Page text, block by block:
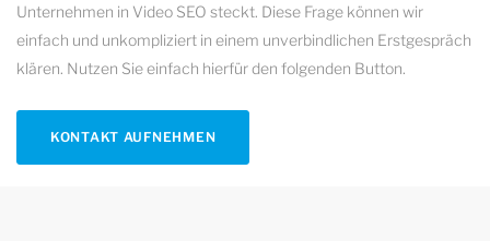
Unternehmen in Video SEO steckt. Diese Frage können wir
einfach und unkompliziert in einem unverbindlichen Erstgespräch
klären. Nutzen Sie einfach hierfür den folgenden Button.
KONTAKT AUFNEHMEN